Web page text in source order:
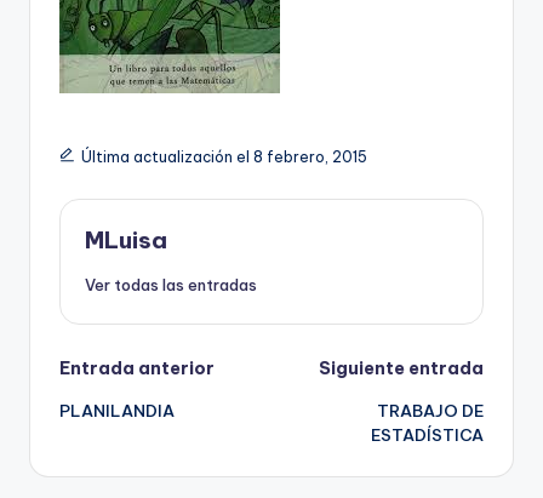
Última actualización el 8 febrero, 2015
MLuisa
Ver todas las entradas
Navegación
de
entradas
Entrada anterior
PLANILANDIA
Siguiente entrada
TRABAJO DE
ESTADÍSTICA